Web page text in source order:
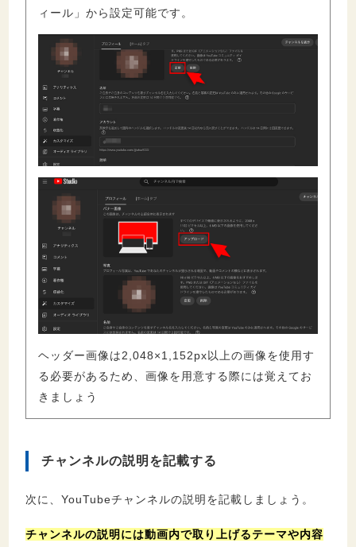
ィール」から設定可能です。
ヘッダー画像は2,048×1,152px以上の画像を使用す
る必要があるため、画像を用意する際には覚えてお
きましょう
チャンネルの説明を記載する
次に、YouTubeチャンネルの説明を記載しましょう。
チャンネルの説明には動画内で取り上げるテーマや内容